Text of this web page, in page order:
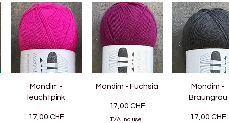
Mondim -
leuchtpink
Prix
17,00 CHF
Mondim - Fuchsia
Prix
17,00 CHF
TVA Incluse
Mondim -
Braungrau
Prix
17,00 CHF